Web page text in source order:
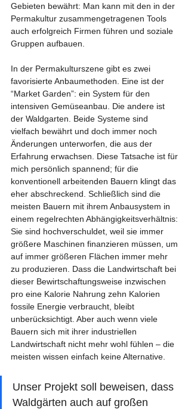
Gebieten bewährt: Man kann mit den in der
Permakultur zusammengetragenen Tools
auch erfolgreich Firmen führen und soziale
Gruppen aufbauen.
In der Permakulturszene gibt es zwei
favorisierte Anbaumethoden. Eine ist der
“Market Garden”: ein System für den
intensiven Gemüseanbau. Die andere ist
der Waldgarten. Beide Systeme sind
vielfach bewährt und doch immer noch
Änderungen unterworfen, die aus der
Erfahrung erwachsen. Diese Tatsache ist für
mich persönlich spannend; für die
konventionell arbeitenden Bauern klingt das
eher abschreckend. Schließlich sind die
meisten Bauern mit ihrem Anbausystem in
einem regelrechten Abhängigkeitsverhältnis:
Sie sind hochverschuldet, weil sie immer
größere Maschinen finanzieren müssen, um
auf immer größeren Flächen immer mehr
zu produzieren. Dass die Landwirtschaft bei
dieser Bewirtschaftungsweise inzwischen
pro eine Kalorie Nahrung zehn Kalorien
fossile Energie verbraucht, bleibt
unberücksichtigt. Aber auch wenn viele
Bauern sich mit ihrer industriellen
Landwirtschaft nicht mehr wohl fühlen – die
meisten wissen einfach keine Alternative.
Unser Projekt soll beweisen, dass
Waldgärten auch auf großen